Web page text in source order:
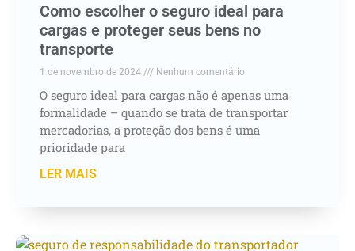
Como escolher o seguro ideal para
cargas e proteger seus bens no
transporte
1 de novembro de 2024 Nenhum comentário
O seguro ideal para cargas não é apenas uma
formalidade – quando se trata de transportar
mercadorias, a proteção dos bens é uma
prioridade para
LER MAIS